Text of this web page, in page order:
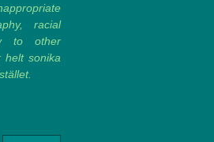
racial
to other
helt sonika